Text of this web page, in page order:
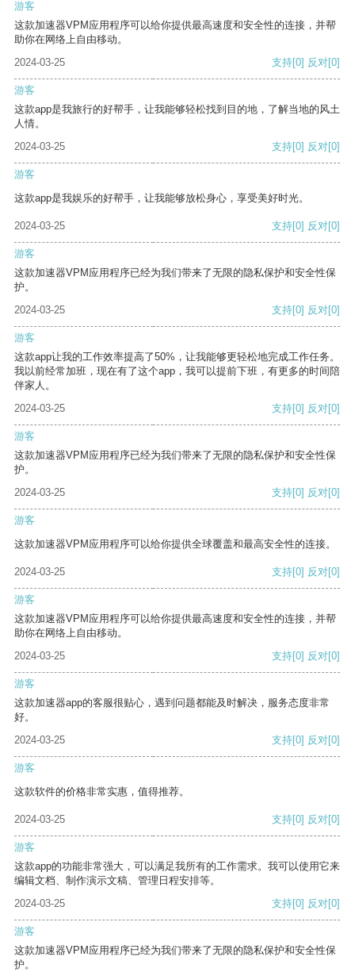
游客
这款加速器VPM应用程序可以给你提供最高速度和安全性的连接，并帮
助你在网络上自由移动。
2024-03-25
支持[0] 反对[0]
游客
这款app是我旅行的好帮手，让我能够轻松找到目的地，了解当地的风土
人情。
2024-03-25
支持[0] 反对[0]
游客
这款app是我娱乐的好帮手，让我能够放松身心，享受美好时光。
2024-03-25 支持[0] 反对[0]
游客
这款加速器VPM应用程序已经为我们带来了无限的隐私保护和安全性保
护。
2024-03-25
支持[0] 反对[0]
游客
这款app让我的工作效率提高了50%，让我能够更轻松地完成工作任务。
我以前经常加班，现在有了这个app，我可以提前下班，有更多的时间陪
伴家人。
2024-03-25
支持[0] 反对[0]
游客
这款加速器VPM应用程序已经为我们带来了无限的隐私保护和安全性保
护。
2024-03-25
支持[0] 反对[0]
游客
这款加速器VPM应用程序可以给你提供全球覆盖和最高安全性的连接。
2024-03-25 支持[0] 反对[0]
游客
这款加速器VPM应用程序可以给你提供最高速度和安全性的连接，并帮
助你在网络上自由移动。
2024-03-25
支持[0] 反对[0]
游客
这款加速器app的客服很贴心，遇到问题都能及时解决，服务态度非常
好。
2024-03-25
支持[0] 反对[0]
游客
这款软件的价格非常实惠，值得推荐。
2024-03-25 支持[0] 反对[0]
游客
这款app的功能非常强大，可以满足我所有的工作需求。我可以使用它来
编辑文档、制作演示文稿、管理日程安排等。
2024-03-25
支持[0] 反对[0]
游客
这款加速器VPM应用程序已经为我们带来了无限的隐私保护和安全性保
护。